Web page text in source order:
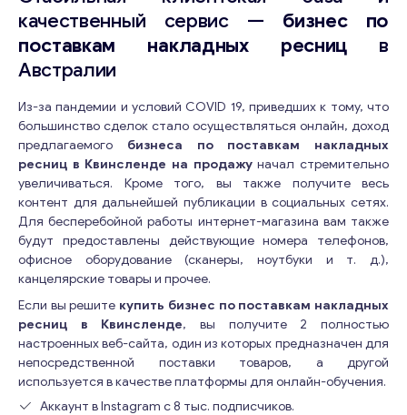
качественный сервис — бизнес по
поставкам накладных ресниц в
Австралии
Из-за пандемии и условий COVID 19, приведших к тому, что
большинство сделок стало осуществляться онлайн, доход
предлагаемого бизнеса по поставкам накладных
ресниц в Квинсленде на продажуначал стремительно
увеличиваться. Кроме того, вы также получите весь
контент для дальнейшей публикации в социальных сетях.
Для бесперебойной работы интернет-магазина вам также
будут предоставлены действующие номера телефонов,
офисное оборудование (сканеры, ноутбуки и т. д.),
канцелярские товары и прочее.
Если вы решите купить бизнес по поставкам накладных
ресниц в Квинсленде, вы получите 2 полностью
настроенных веб-сайта, один из которых предназначен для
непосредственной поставки товаров, а другой
используется в качестве платформы для онлайн-обучения.
Аккаунт в Instagram с 8 тыс. подписчиков.